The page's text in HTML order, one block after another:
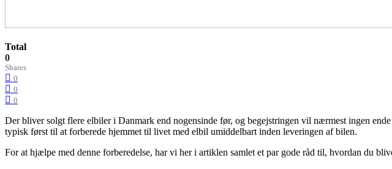
Total
0
Shares
0
0
0
Der bliver solgt flere elbiler i Danmark end nogensinde før, og begejstringen vil nærmest ingen
typisk først til at forberede hjemmet til livet med elbil umiddelbart inden leveringen af bilen.
For at hjælpe med denne forberedelse, har vi her i artiklen samlet et par gode råd til, hvordan du